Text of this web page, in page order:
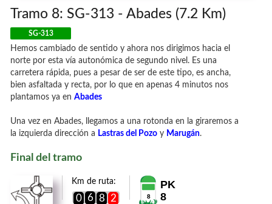
Tramo 8: SG-313 - Abades (7.2 Km)
SG-313
Hemos cambiado de sentido y ahora nos dirigimos hacia el
norte por esta vía autonómica de segundo nivel. Es una
carretera rápida, pues a pesar de ser de este tipo, es ancha,
bien asfaltada y recta, por lo que en apenas 4 minutos nos
plantamos ya en Abades
Una vez en Abades, llegamos a una rotonda en la giraremos a
la izquierda dirección a Lastras del Pozo y Marugán.
Final del tramo
Km de ruta:
0 6 8 2 8
PK
8